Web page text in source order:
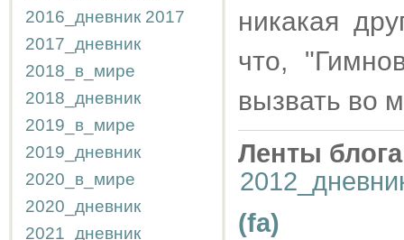
2016_дневник 2017
2017_дневник
2018_в_мире
2018_дневник
2019_в_мире
2019_дневник
2020_в_мире
2020_дневник
2021_дневник
никакая
что,
вызвать во
Ленты
(fa)